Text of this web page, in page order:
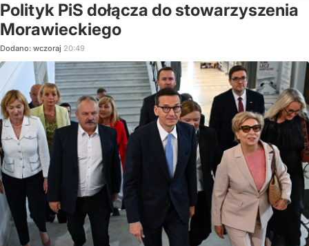
Polityk PiS dołącza do stowarzyszenia
Morawieckiego
Dodano: wczoraj 20:49